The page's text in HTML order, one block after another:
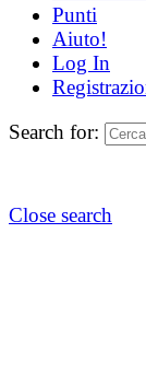
Punti
Aiuto!
Log In
Search for:
Close search